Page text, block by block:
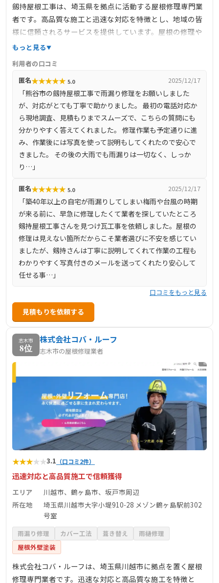
劔持屋根工事は、埼玉県を拠点に活動する屋根修理専門業
者です。高品質な施工と迅速な対応を特徴とし、地域の皆
様に信頼されるサービスを提供しています。屋根の修理や
メンテナンスに関する豊富な経験と知識を持ち、お客様の
問い合わせについては、公式サイトをご確認ください。
もっと見る
利用者の口コミ
匿名★★★★★ 5.0 2025/12/17
「熊谷市の劔持屋根工事で雨漏り修理をお願いしました
が、対応がとても丁寧で助かりました。 最初の電話対応か
ら現地調査、見積もりまでスムーズで、こちらの質問にも
分かりやすく答えてくれました。 修理作業も予定通りに進
み、作業後には写真を使って説明もしてくれたので安心で
きました。 その後の大雨でも雨漏りは一切なく、しっか
り…」
匿名★★★★★ 5.0 2025/12/17
「築40年以上の自宅が雨漏りしてしまい梅雨や台風の時期
が来る前に、早急に修理したくて業者を探していたところ
剱持屋根工事さんを見つけ瓦工事を依頼しました。屋根の
修理は見えない箇所だからこそ業者選びに不安を感じてい
ましたが、剱持さんは丁寧に説明してくれて作業の工程も
わかりやすく写真付きのメールを送ってくれたり安心して
任せる事…」
口コミをもっと見る
見積もりを依頼する
志木市
8位
株式会社コバ・ルーフ
志木市の屋根修理業者
★★★★★3.1 （口コミ2件）
迅速対応と高品質施工で信頼獲得
エリア
川越市、鶴ヶ島市、坂戸市周辺
所在地
埼玉県川越市大字小堤910-28 メゾン鶴ヶ島駅前302
号室
雨漏り修理 カバー工法 葺き替え
雨樋修理
屋根外壁塗装
株式会社コバ・ルーフは、埼玉県川越市に拠点を置く屋根
修理専門業者です。迅速な対応と高品質な施工を特徴と